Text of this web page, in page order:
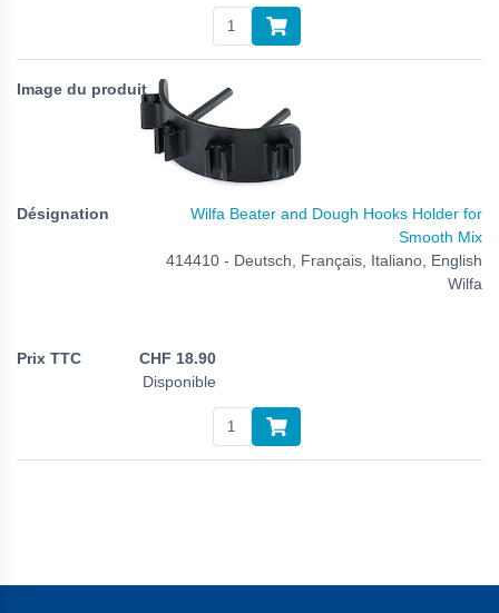
Wilfa Beater and Dough Hooks Holder for
Smooth Mix
414410 - Deutsch, Français, Italiano, English
Wilfa
CHF 18.90
Disponible